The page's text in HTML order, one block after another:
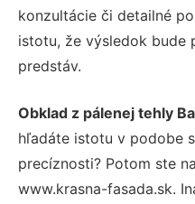
konzultácie či detailné
istotu, že výsledok bude
predstáv.
Obklad z pálenej tehly
hľadáte istotu v podobe
precíznosti? Potom ste
www.krasna-fasada.sk.